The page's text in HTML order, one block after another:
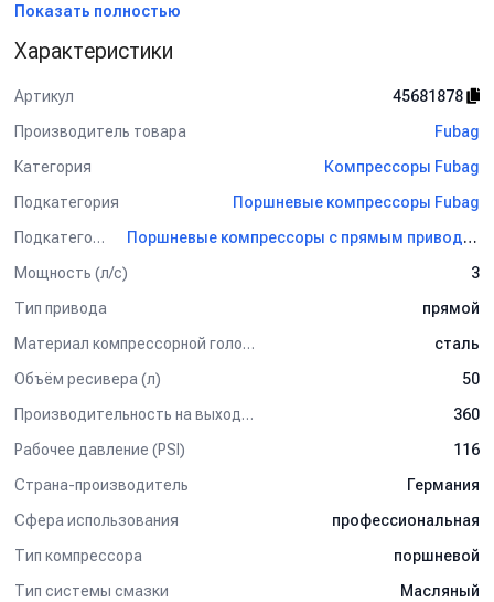
Комплект поставки:
Масляный коаксиальный компрессор с ресивером на 50 л.
Применение:
Для периодической потребности в воздухе, а также
Показать полностью
Характеристики
Артикул
45681878
Производитель товара
Fubag
Категория
Компрессоры Fubag
Подкатегория
Поршневые компрессоры Fubag
Подкатегория
Поршневые компрессоры с прямым приводом Fubag
Мощность (л/с)
3
Тип привода
прямой
Материал компрессорной головки
сталь
Объём ресивера (л)
50
Производительность на выходе (л/мин)
360
Рабочее давление (PSI)
116
Страна-производитель
Германия
Сфера использования
профессиональная
Тип компрессора
поршневой
Тип системы смазки
Масляный